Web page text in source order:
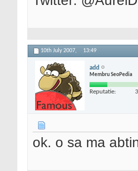
10th July 2007, 13:49
add
Membru SeoPedia
Reputatie:
ok. o sa ma